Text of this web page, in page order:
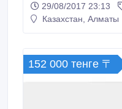
уборку практически
Специальные
мусор или даже
текстильных
29/08/2017 23:13
Казахстан, Алматы
152 000 тенге 〒